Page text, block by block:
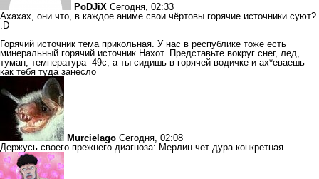
PoDJiX Сегодня, 02:33
Ахахах, они что, в каждое аниме свои чёртовы горячие источники суют?
:D
Горячий источник тема прикольная. У нас в республике тоже есть
минеральный горячий источник Нахот. Представьте вокруг снег, лед,
туман, температура -49с, а ты сидишь в горячей водичке и ах*еваешь
как тебя туда занесло
Murcielago Сегодня, 02:08
Держусь своего прежнего диагноза: Мерлин чет дура конкретная.